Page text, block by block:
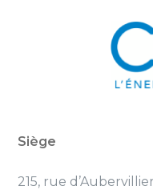
Siège
215, rue